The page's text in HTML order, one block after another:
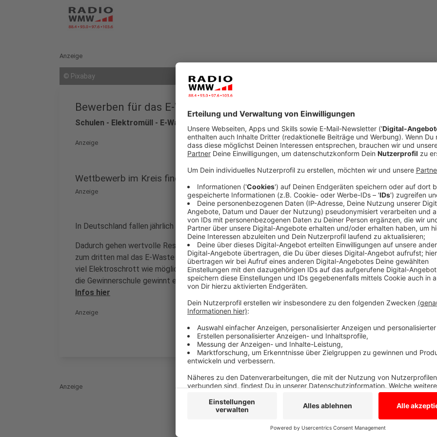
Anzeige
© Pixabay
Bewerben für das E-Waste Race
Schulen - Elektromüll - E-Waste-Race
Anzeige
Wettbewerb im Kreis findet zum dritten Mal statt
Anzeige
In Deutschland fallen jährlich 1,7 Millionen Tonnen Elektroschrott an, doch gesammelt wird nicht einmal
Dadurch gehen wertvolle Ressourcen verloren. Um junge Leute für das Thema zu sensibilisieren findet
zum dritten mal das E-Waste Race statt, veranstaltet von der gemeinnützigen Organisation "Das macht
viel Elektroschrott wie möglich zu sammeln. Pro Schule können 15 bis 35 Schüler der Klassen 4 bis 7
die Gewinnerschule gewinnt eine Exkursion mit der Biologischen Station Zwilbrock. Bewerbungen sind
Infos hier
Anzeige
Anzeige